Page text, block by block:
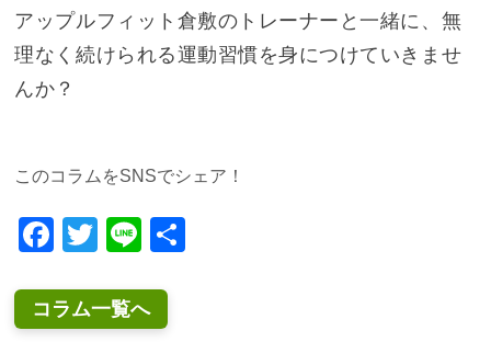
アップルフィット倉敷のトレーナーと一緒に、無
理なく続けられる運動習慣を身につけていきませ
んか？
このコラムをSNSでシェア！
Facebook
Twitter
Line
コラム一覧へ